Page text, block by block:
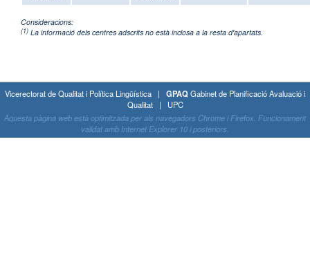
Consideracions:
(1) La informació dels centres adscrits no està inclosa a la resta d'apartats.
Vicerectorat de Qualitat i Política Lingüística | GPAQGabinet de Planificació Avaluació i
Qualitat | UPC
Aquesta pàgina web està optimitzada per als navegadors Chrome i Firefox. Funcionament
validat amb Internet Explorer 10 i posteriors.